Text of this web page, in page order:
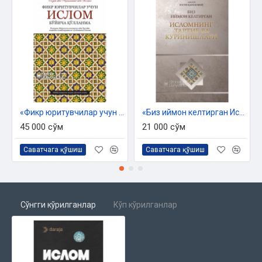
Тадбиркорлик қадимий касб
Тадбиркорлик аждодларимиздан мерос қолган касб
Биз ибодат тушунчасини қанчалик тўғри
қабул қиламиз?
Билимнинг зарурлиги
Биринчи бобдан хулосалар
Иккинчи боб
ИСЛОМДА МУЛКДОРЛИКНИНГ ЎРНИ ВА МУСУЛМОН
ТАДБИРКОРНИНГ МУЛККА НИСБАТАН ҚАРАШЛАРИ
Инсон ва дунёвий манфаат
Мулк
Бойлик тўплашнинг мақсади ва шартлари
Мулкнинг инсон ҳаётидаги қиймати
Шариат олдида мулкнинг қиймати
Инсон ва ҳаёт йўллари
Моддий бойликнинг инсон ҳаётидаги аҳамияти
Мулкнинг икки томонлама табиати
Тақдир ва ризқ
Тақдир қандай ёзилади
45 000 сўм
Саватчага қўшиш
21 000 сўм
Саватчага қўшиш
Сўнгги кўрилганлар Кўп кўрилганлар